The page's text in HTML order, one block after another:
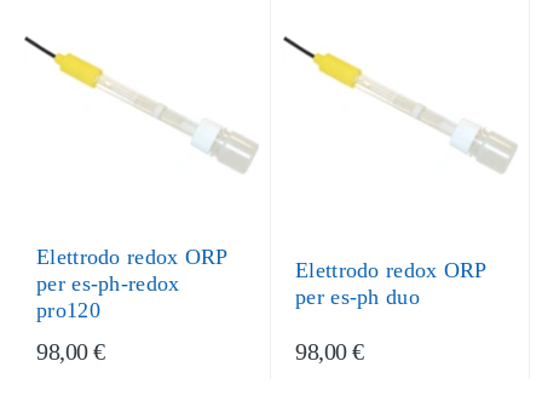
Elettrodo redox ORP
per es-ph-redox
pro120
98,00 €
Elettrodo redox ORP
per es-ph duo
98,00 €